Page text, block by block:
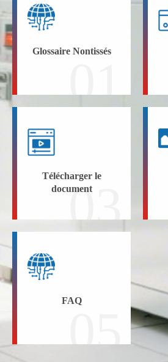
Glossaire Nontissés
01
Télécharger le
document
03
FAQ
05